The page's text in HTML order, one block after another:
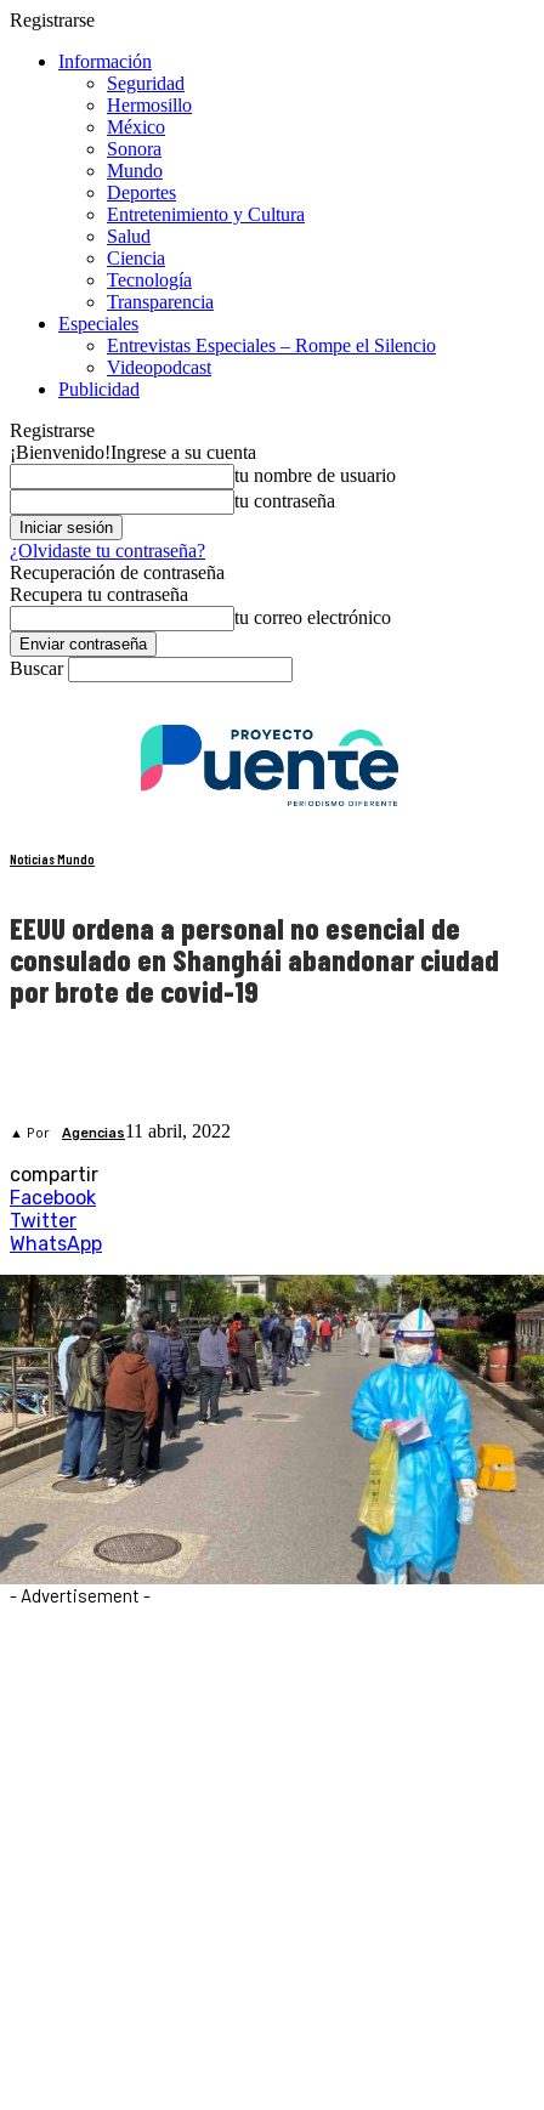
Registrarse
Información
Seguridad
Hermosillo
México
Sonora
Mundo
Deportes
Entretenimiento y Cultura
Salud
Ciencia
Tecnología
Transparencia
Especiales
Entrevistas Especiales – Rompe el Silencio
Videopodcast
Publicidad
Registrarse
¡Bienvenido!Ingrese a su cuenta
tu nombre de usuario
tu contraseña
¿Olvidaste tu contraseña?
Recuperación de contraseña
Recupera tu contraseña
tu correo electrónico
Buscar
Noticias Mundo
EEUU ordena a personal no esencial de
consulado en Shanghái abandonar ciudad
por brote de covid-19
▲ Por Agencias11 abril, 2022
compartir
Facebook
Twitter
WhatsApp
- Advertisement -